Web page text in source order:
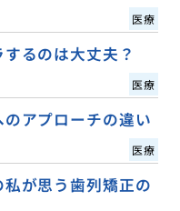
医療
るのは大丈夫？
医療
アプローチの違い
医療
が思う歯列矯正の